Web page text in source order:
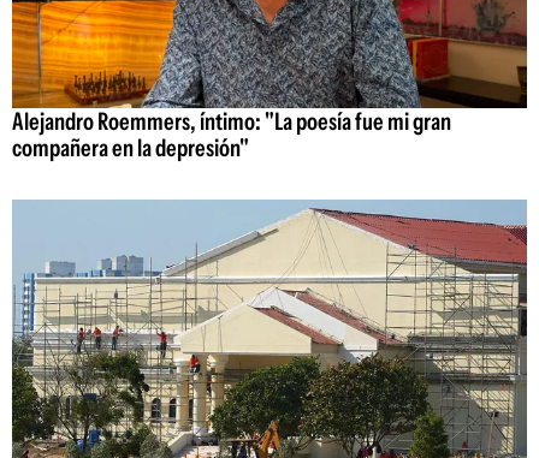
Alejandro Roemmers, íntimo: "La poesía fue mi gran
compañera en la depresión"